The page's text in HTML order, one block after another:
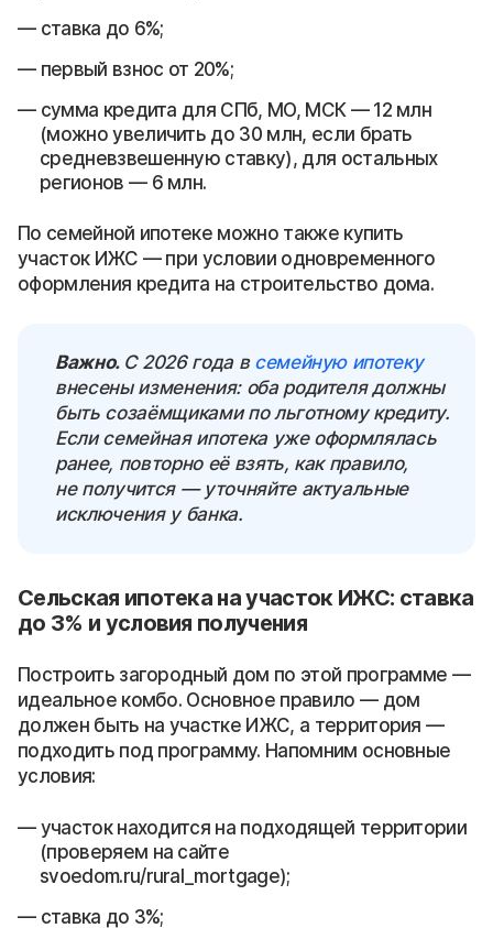
ставка до 6%;
первый взнос от 20%;
сумма кредита для СПб, МО, МСК — 12 млн
(можно увеличить до 30 млн, если брать
средневзвешенную ставку), для остальных
регионов — 6 млн.
По семейной ипотеке можно также купить
участок ИЖС — при условии одновременного
оформления кредита на строительство дома.
Важно. С 2026 года в семейную ипотеку
внесены изменения: оба родителя должны
быть созаёмщиками по льготному кредиту.
Если семейная ипотека уже оформлялась
ранее, повторно её взять, как правило,
не получится — уточняйте актуальные
исключения у банка.
Сельская ипотека на участок ИЖС: ставка
до 3% и условия получения
Построить загородный дом по этой программе —
идеальное комбо. Основное правило — дом
должен быть на участке ИЖС, а территория —
подходить под программу. Напомним основные
условия:
участок находится на подходящей территории
(проверяем на сайте
svoedom.ru/rural_mortgage);
ставка до 3%;